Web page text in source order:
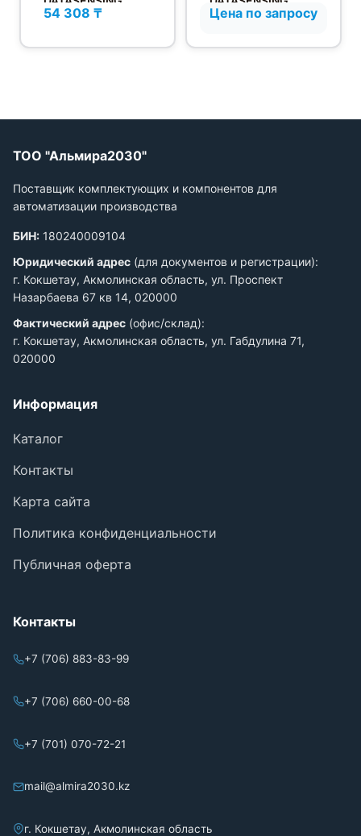
Q50ID/B0-0E
54 308 ₸
QMRD/0P-0F
Цена по запросу
ТОО "Альмира2030"
Поставщик комплектующих и компонентов для
автоматизации производства
БИН: 180240009104
Юридический адрес (для документов и регистрации):
г. Кокшетау, Акмолинская область, ул. Проспект
Назарбаева 67 кв 14, 020000
Фактический адрес (офис/склад):
г. Кокшетау, Акмолинская область, ул. Габдулина 71,
020000
Информация
Каталог
Контакты
Карта сайта
Политика конфиденциальности
Публичная оферта
Контакты
+7 (706) 883-83-99
+7 (706) 660-00-68
+7 (701) 070-72-21
mail@almira2030.kz
г. Кокшетау, Акмолинская область